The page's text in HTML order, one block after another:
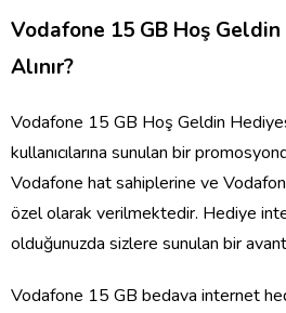
Vodafone 15 GB Hoş
Alınır?
Vodafone 15 GB Hoş Geldin
kullanıcılarına sunulan bir
Vodafone hat sahiplerine ve
özel olarak verilmektedir. Hediye
olduğunuzda sizlere sunulan bir
Vodafone 15 GB bedava internet